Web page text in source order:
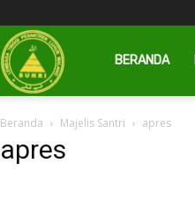
Pesantren
Luhur
BERANDA
Beranda Majelis Santri apres
apres